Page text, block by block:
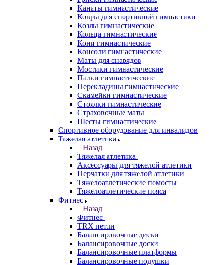
Канаты гимнастические
Ковры для спортивной гимнастики
Козлы гимнастические
Кольца гимнастические
Кони гимнастические
Консоли гимнастические
Маты для снарядов
Мостики гимнастические
Палки гимнастические
Перекладины гимнастические
Скамейки гимнастические
Стоялки гимнастические
Страховочные маты
Шесты гимнастические
Спортивное оборудование для инвалидов
Тяжелая атлетика
Назад
Тяжелая атлетика
Аксессуары для тяжелой атлетики
Перчатки для тяжелой атлетики
Тяжелоатлетические помосты
Тяжелоатлетические пояса
Фитнес
Назад
Фитнес
TRX петли
Балансировочные диски
Балансировочные доски
Балансировочные платформы
Балансировочные подушки